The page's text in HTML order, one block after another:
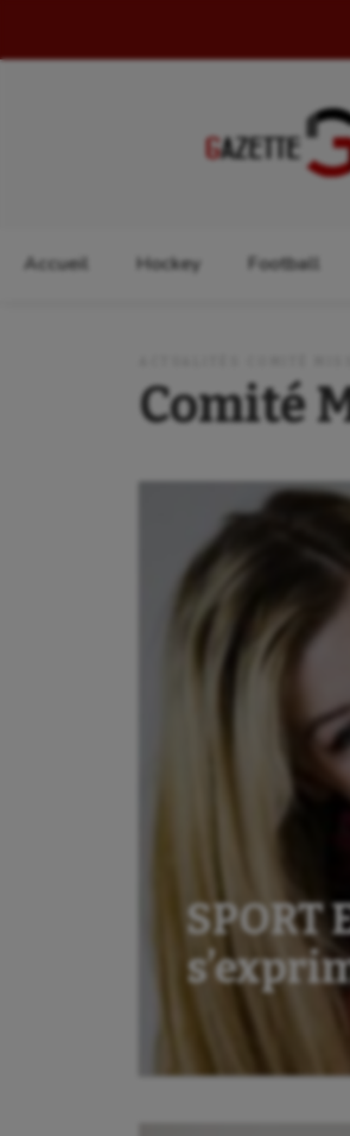
Accueil Hockey Football
Comité
SPORT